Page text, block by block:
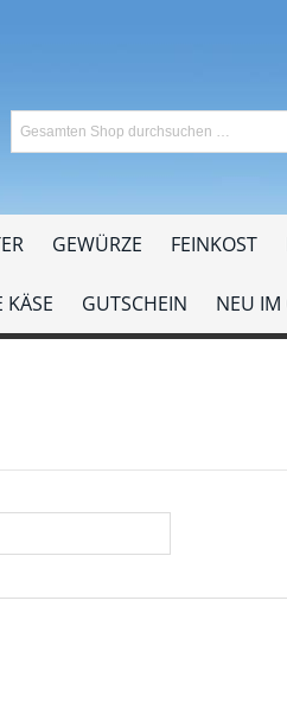
GEWÜRZE FEINKOST
KÄSE GUTSCHEIN NEU IM